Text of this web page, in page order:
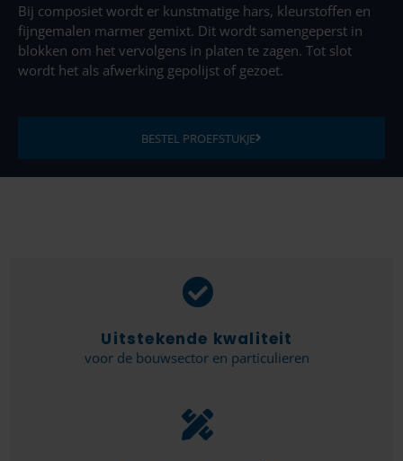
Bij composiet wordt er kunstmatige hars, kleurstoffen en
fijngemalen marmer gemixt. Dit wordt samengeperst in
blokken om het vervolgens in platen te zagen. Tot slot
wordt het als afwerking gepolijst of gezoet.
BESTEL PROEFSTUKJE
Uitstekende kwaliteit
voor de bouwsector en particulieren